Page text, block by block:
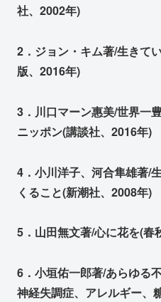
社、2002年)
2．ジョン・キム著/生きて
版、2016年)
3．川口マーン惠美/世界一
ニッポン(講談社、2016年)
4．小川洋子、河合隼雄著/
くること(新潮社、2008年)
5．山田無文著/心に花を(春
6．小垣佑一郎著/あらゆる
神経失調症、アレルギー、